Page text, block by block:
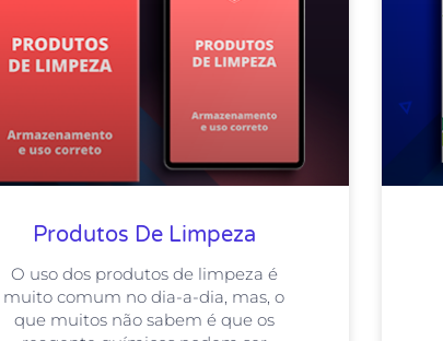
Produtos De Limpeza
O uso dos produtos de limpeza é
muito comum no dia-a-dia, mas, o
que muitos não sabem é que os